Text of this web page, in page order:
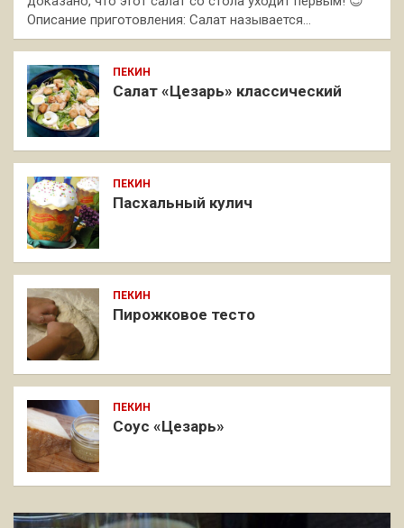
Описание приготовления: Салат называется…
ПЕКИН
Салат «Цезарь» классический
ПЕКИН
Пасхальный кулич
ПЕКИН
Пирожковое тесто
ПЕКИН
Соус «Цезарь»